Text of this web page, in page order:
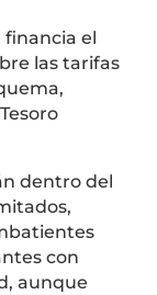
el
las tarifas
dentro del
con
aunque